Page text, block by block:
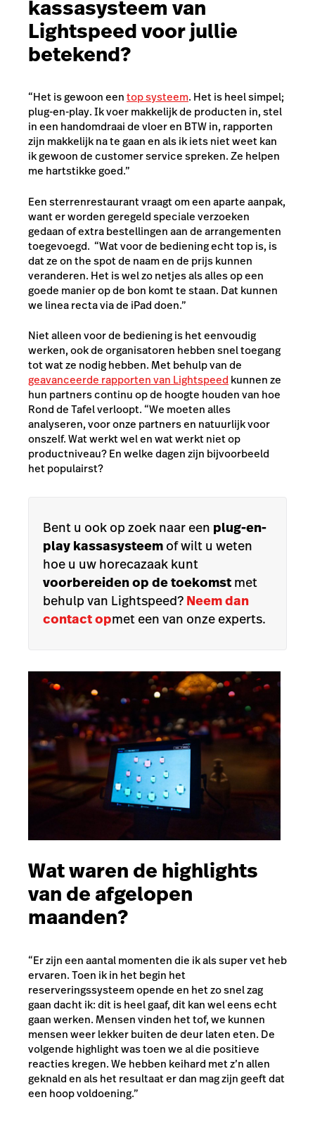
kassasysteem van
Lightspeed voor jullie
betekend?
“Het is gewoon eentop systeem. Het is heel simpel;
plug-en-play. Ik voer makkelijk de producten in, stel
in een handomdraai de vloer en BTW in, rapporten
zijn makkelijk na te gaan en als ik iets niet weet kan
ik gewoon de customer service spreken. Ze helpen
me hartstikke goed.”
Een sterrenrestaurant vraagt om een aparte aanpak,
want er worden geregeld speciale verzoeken
gedaan of extra bestellingen aan de arrangementen
toegevoegd. “Wat voor de bediening echt top is, is
dat ze on the spot de naam en de prijs kunnen
veranderen. Het is wel zo netjes als alles op een
goede manier op de bon komt te staan. Dat kunnen
we linea recta via de iPad doen.”
Niet alleen voor de bediening is het eenvoudig
werken, ook de organisatoren hebben snel toegang
tot wat ze nodig hebben. Met behulp van de
geavanceerde rapporten van Lightspeed kunnen ze
hun partners continu op de hoogte houden van hoe
Rond de Tafel verloopt. “We moeten alles
analyseren, voor onze partners en natuurlijk voor
onszelf. Wat werkt wel en wat werkt niet op
productniveau? En welke dagen zijn bijvoorbeeld
het populairst?
Bent u ook op zoek naar een plug-en-
play kassasysteem of wilt u weten
hoe u uw horecazaak kunt
voorbereiden op de toekomst met
behulp van Lightspeed? Neem dan
contact opmet een van onze experts.
Wat waren de highlights
van de afgelopen
maanden?
“Er zijn een aantal momenten die ik als super vet heb
ervaren. Toen ik in het begin het
reserveringssysteem opende en het zo snel zag
gaan dacht ik: dit is heel gaaf, dit kan wel eens echt
gaan werken. Mensen vinden het tof, we kunnen
mensen weer lekker buiten de deur laten eten. De
volgende highlight was toen we al die positieve
reacties kregen. We hebben keihard met z’n allen
geknald en als het resultaat er dan mag zijn geeft dat
een hoop voldoening.”